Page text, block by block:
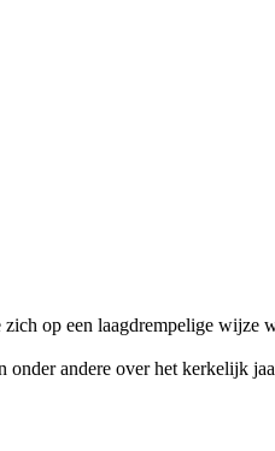
zich op een laagdrempelige wijze
onder andere over het kerkelijk